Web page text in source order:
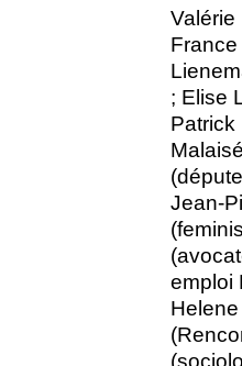
Valérie
; Elise
Patrick
Jean-
emploi